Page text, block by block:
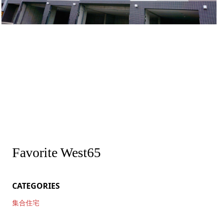
Favorite West65
CATEGORIES
集合住宅